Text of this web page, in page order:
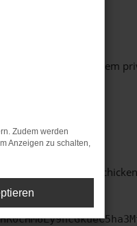
Browser oder in einem
werden.
uns diesen Text
Zudem werden
Anzeigen zu schalten,